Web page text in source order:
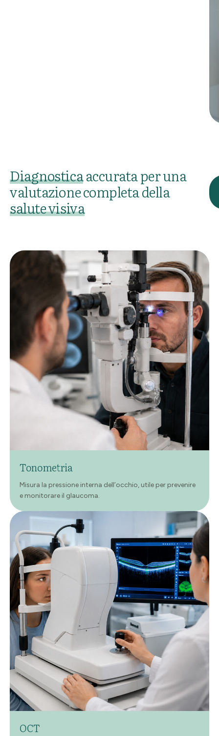
Diagnosticaaccurata per una
valutazione completa della
salute visiva
Tonometria
Misura la pressione interna dell’occhio, utile per prevenire
e monitorare il glaucoma.
OCT